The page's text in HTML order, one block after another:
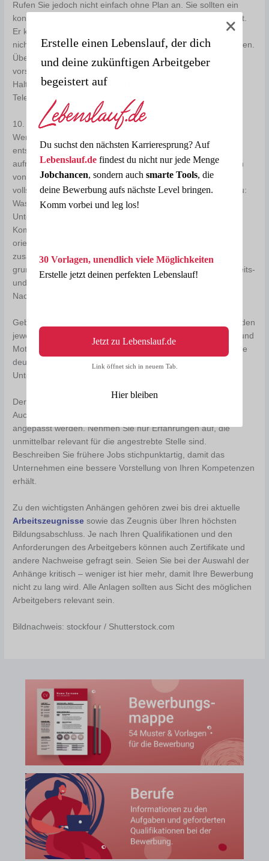
Rufen Sie jedoch nicht einfach ohne Plan an. Sie sollten ein
konkretes Anliegen haben, damit Ihr Anruf nachvollziehbar ist.
Er kostet Ihren Ansprechpartner schließlich Zeit. Fragen Sie
nichts, was Sie durch die Stellenausschreibung wissen könnten.
Überlegen Sie sich vor dem Anruf, wie Sie sich am besten
vorstellen können und welche Aspekte Sie klären möchten.
Halten Sie den Anruf kurz und bleiben Sie während des
Telefonats höflich und freundlich.
10. Überzeugen Sie mit Ihrer Bewerbung
Wenn Sie schnell Arbeit finden müssen, ist nicht nur
entscheidend, dass Sie auf interessante Jobangebote
aufmerksam werden. Sie müssen mögliche Arbeitgeber auch
von sich überzeugen – durch eine aussagekräftige und
vollständige Bewerbung. Lesen Sie die Stellenanzeige genau:
Was wünscht sich der mögliche Arbeitgeber? Welche
Unterlagen sind gefragt? Welche Fähigkeiten und
Kompetenzen werden vorausgesetzt? Hieran sollten Sie sich
orientieren, wenn Sie Ihre Bewerbungsunterlagen
zusammenstellen. Eine vollständige Bewerbung besteht
grundsätzlich mindestens aus Anschreiben, Lebenslauf, Arbeits-
und anderen Zeugnissen und gegebenenfalls weiteren
Nachweisen.
Geben Sie sich Mühe bei Ihrem
. Es sollte auf den
jeweiligen Arbeitgeber zugeschnitten sein und Ihre Eignung und
Motivation gleichermaßen auf den Punkt bringen. Machen Sie
deutlich, warum Sie sich für eine Mitarbeit bei genau diesem
Unternehmen interessieren.
Der Lebenslauf muss aussagekräftig und übersichtlich sein.
Auch dieses Dokument sollte für jede Bewerbung etwas
angepasst werden. Nehmen Sie nur Erfahrungen auf, die
unmittelbar relevant für die angestrebte Stelle sind.
Beschreiben Sie frühere Jobs stichpunktartig, damit das
Unternehmen eine bessere Vorstellung von Ihren Kompetenzen
erhält.
Zu den wichtigsten Anhängen gehören zwei bis drei aktuelle
Arbeitszeugnisse sowie das Zeugnis über Ihren höchsten
Bildungsabschluss. Je nach Ihren Qualifikationen und den
Anforderungen des Arbeitgebers können auch Zertifikate und
andere Nachweise gefragt sein. Seien Sie bei der Auswahl der
Anhänge kritisch – weniger ist hier mehr, damit Ihre Bewerbung
nicht zu lang wird. Alle Anlagen sollten aus Sicht des möglichen
Arbeitgebers relevant sein.
Bildnachweis: stockfour / Shutterstock.com
Erstelle einen Lebenslauf, der dich
und deine zukünftigen Arbeitgeber
begeistert auf
Link öffnet sich in neuem Tab.
Hier bleiben
Du suchst den nächsten Karrieresprung? Auf
Lebenslauf.defindest du nicht nur jede Menge
Jobchancen, sondern auch smarte Tools, die
deine Bewerbung aufs nächste Level bringen.
Komm vorbei und leg los!
30 Vorlagen, unendlich viele Möglichkeiten
Erstelle jetzt deinen perfekten Lebenslauf!
Jetzt zu Lebenslauf.de